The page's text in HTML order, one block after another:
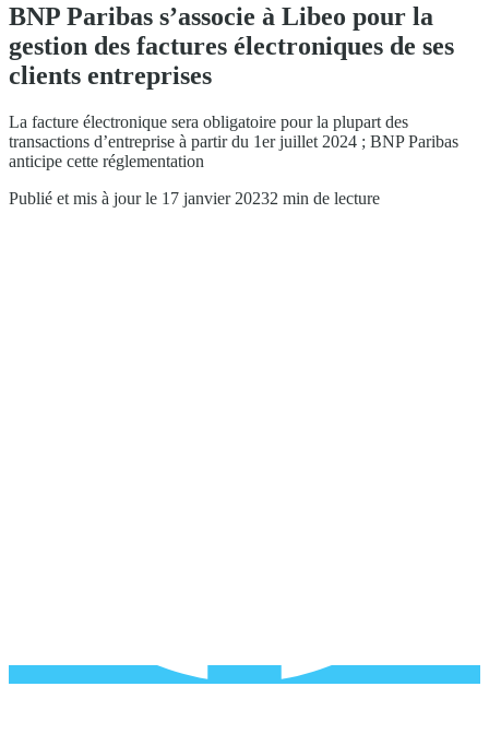
BNP Paribas s’associe à Libeo pour la
gestion des factures électroniques de ses
clients entreprises
La facture électronique sera obligatoire pour la plupart des
transactions d’entreprise à partir du 1er juillet 2024 ; BNP Paribas
anticipe cette réglementation
Publié et mis à jour le 17 janvier 20232 min de lecture